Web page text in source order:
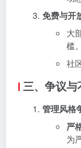
免费与开
大
槛。
社
三、争议与
管理风格
严
为